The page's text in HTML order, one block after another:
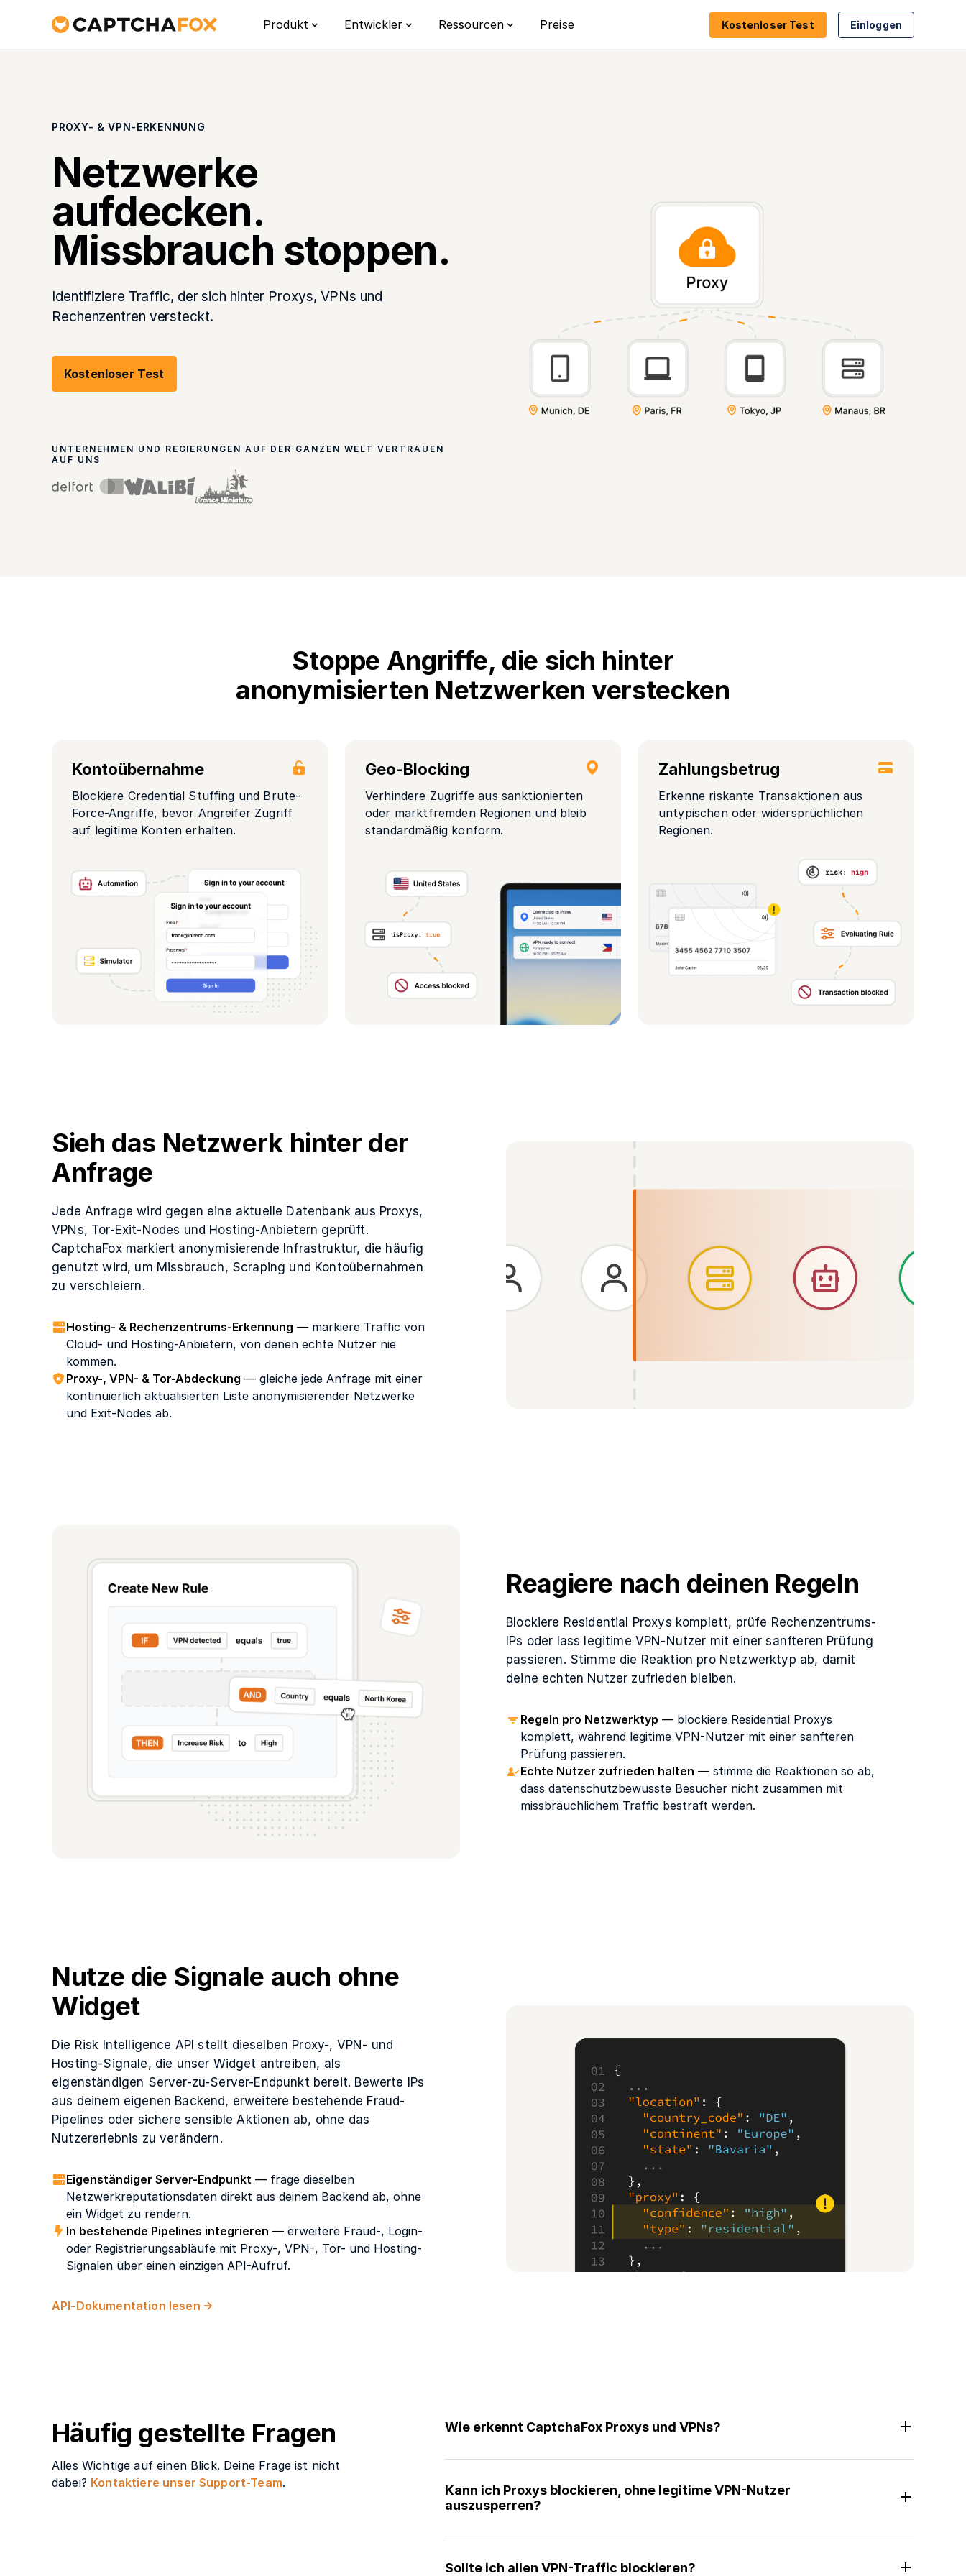
Produkt
Plattform
Ein Überblick über die CaptchaFox Bot-
Schutzplattform.
Entwickler Ressourcen Preise Kostenloser Test Einloggen
PROXY- & VPN-ERKENNUNG
Netzwerke
aufdecken.
Missbrauch stoppen.
Identifiziere Traffic, der sich hinter Proxys, VPNs und
Rechenzentren versteckt.
Kostenloser Test
UNTERNEHMEN UND REGIERUNGEN AUF DER GANZEN WELT VERTRAUEN
AUF UNS
Stoppe Angriffe, die sich hinter
anonymisierten Netzwerken verstecken
Kontoübernahme
Blockiere Credential Stuffing und Brute-
Force-Angriffe, bevor Angreifer Zugriff
auf legitime Konten erhalten.
Geo-Blocking
Verhindere Zugriffe aus sanktionierten
oder marktfremden Regionen und bleib
standardmäßig konform.
Zahlungsbetrug
Erkenne riskante Transaktionen aus
untypischen oder widersprüchlichen
Regionen.
Sieh das Netzwerk hinter der
Anfrage
Jede Anfrage wird gegen eine aktuelle Datenbank aus Proxys,
VPNs, Tor-Exit-Nodes und Hosting-Anbietern geprüft.
CaptchaFox markiert anonymisierende Infrastruktur, die häufig
genutzt wird, um Missbrauch, Scraping und Kontoübernahmen
zu verschleiern.
Hosting- & Rechenzentrums-Erkennung — markiere Traffic von
Cloud- und Hosting-Anbietern, von denen echte Nutzer nie
kommen.
Proxy-, VPN- & Tor-Abdeckung — gleiche jede Anfrage mit einer
kontinuierlich aktualisierten Liste anonymisierender Netzwerke
und Exit-Nodes ab.
Reagiere nach deinen Regeln
Blockiere Residential Proxys komplett, prüfe Rechenzentrums-
IPs oder lass legitime VPN-Nutzer mit einer sanfteren Prüfung
passieren. Stimme die Reaktion pro Netzwerktyp ab, damit
deine echten Nutzer zufrieden bleiben.
Regeln pro Netzwerktyp — blockiere Residential Proxys
komplett, während legitime VPN-Nutzer mit einer sanfteren
Prüfung passieren.
Echte Nutzer zufrieden halten — stimme die Reaktionen so ab,
dass datenschutzbewusste Besucher nicht zusammen mit
missbräuchlichem Traffic bestraft werden.
Nutze die Signale auch ohne
Widget
Die Risk Intelligence API stellt dieselben Proxy-, VPN- und
Hosting-Signale, die unser Widget antreiben, als
eigenständigen Server-zu-Server-Endpunkt bereit. Bewerte IPs
aus deinem eigenen Backend, erweitere bestehende Fraud-
Pipelines oder sichere sensible Aktionen ab, ohne das
Nutzererlebnis zu verändern.
Eigenständiger Server-Endpunkt — frage dieselben
Netzwerkreputationsdaten direkt aus deinem Backend ab, ohne
ein Widget zu rendern.
In bestehende Pipelines integrieren — erweitere Fraud-, Login-
oder Registrierungsabläufe mit Proxy-, VPN-, Tor- und Hosting-
Signalen über einen einzigen API-Aufruf.
API-Dokumentation lesen
Häufig gestellte Fragen
Alles Wichtige auf einen Blick. Deine Frage ist nicht
dabei? Kontaktiere unser Support-Team.
Wie erkennt CaptchaFox Proxys und VPNs?
Kann ich Proxys blockieren, ohne legitime VPN-Nutzer
auszusperren?
Sollte ich allen VPN-Traffic blockieren?